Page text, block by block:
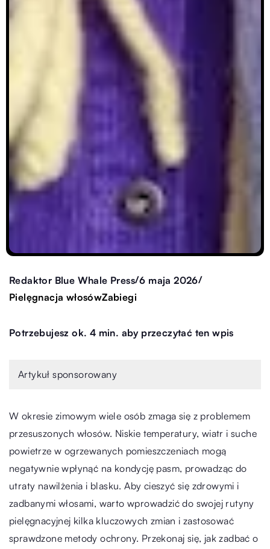
Redaktor Blue Whale Press/6 maja 2026/
Pielęgnacja włosówZabiegi
Potrzebujesz ok. 4 min. aby przeczytać ten wpis
Artykuł sponsorowany
W okresie zimowym wiele osób zmaga się z problemem
przesuszonych włosów. Niskie temperatury, wiatr i suche
powietrze w ogrzewanych pomieszczeniach mogą
negatywnie wpłynąć na kondycję pasm, prowadząc do
utraty nawilżenia i blasku. Aby cieszyć się zdrowymi i
zadbanymi włosami, warto wprowadzić do swojej rutyny
pielęgnacyjnej kilka kluczowych zmian i zastosować
sprawdzone metody ochrony. Przekonaj się, jak zadbać o